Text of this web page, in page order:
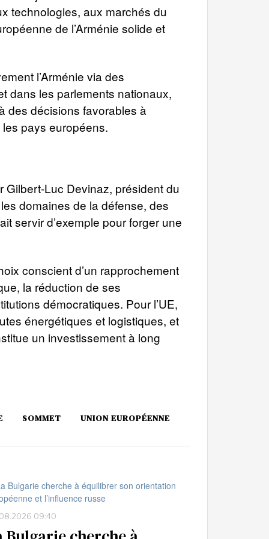
technologies, aux marchés du
de l’Arménie solide et
l’Arménie via des
dans les parlements nationaux,
des décisions favorables à
les pays européens.
Luc Devinaz, président du
domaines de la défense, des
servir d’exemple pour forger une
conscient d’un rapprochement
la réduction de ses
démocratiques. Pour l’UE,
énergétiques et logistiques, et
un investissement à long
SOMMET UNION EUROPÉENNE
09:40